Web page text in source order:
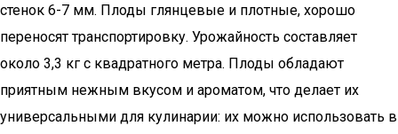
стенок 6-7 мм. Плоды глянцевые и плотные, хорошо
переносят транспортировку. Урожайность составляет
около 3,3 кг с квадратного метра. Плоды обладают
приятным нежным вкусом и ароматом, что делает их
универсальными для кулинарии: их можно использовать в